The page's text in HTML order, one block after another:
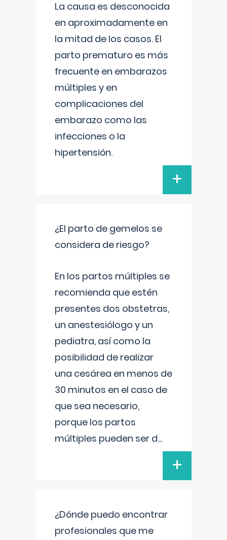
La causa es desconocida
en aproximadamente en
la mitad de los casos. El
parto prematuro es más
frecuente en embarazos
múltiples y en
complicaciones del
embarazo como las
infecciones o la
hipertensión.
+
¿El parto de gemelos se
considera de riesgo?
En los partos múltiples se
recomienda que estén
presentes dos obstetras,
un anestesiólogo y un
pediatra, así como la
posibilidad de realizar
una cesárea en menos de
30 minutos en el caso de
que sea necesario,
porque los partos
múltiples pueden ser d...
+
¿Dónde puedo encontrar
profesionales que me